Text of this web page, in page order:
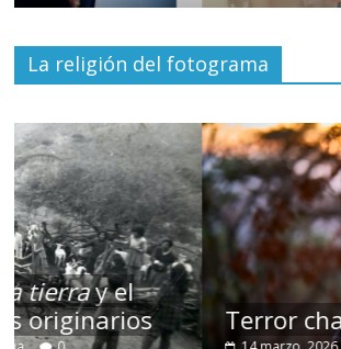
La religión del fotograma
Terror chamánico coreano